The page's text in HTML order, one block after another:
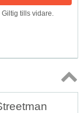
Giltig tills vidare.
Topp